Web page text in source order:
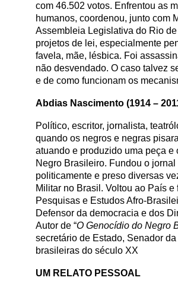
com 46.502 votos. Enfrentou as
humanos, coordenou, junto com
Assembleia Legislativa do Rio
projetos de lei, especialmente
favela, mãe, lésbica. Foi
não desvendado. O caso talvez
e de como funcionam os
Abdias Nascimento (1914 –
Político, escritor, jornalista,
quando os negros e negras
atuando e produzido uma peça
Negro Brasileiro. Fundou o
politicamente e preso diversas
Militar no Brasil. Voltou ao País
Pesquisas e Estudos Afro-
Defensor da democracia e dos
Autor de “O Genocídio do Negro
secretário de Estado, Senador
brasileiras do século XX
UM RELATO PESSOAL